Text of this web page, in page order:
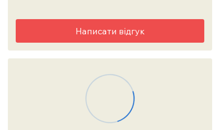
Написати відгук